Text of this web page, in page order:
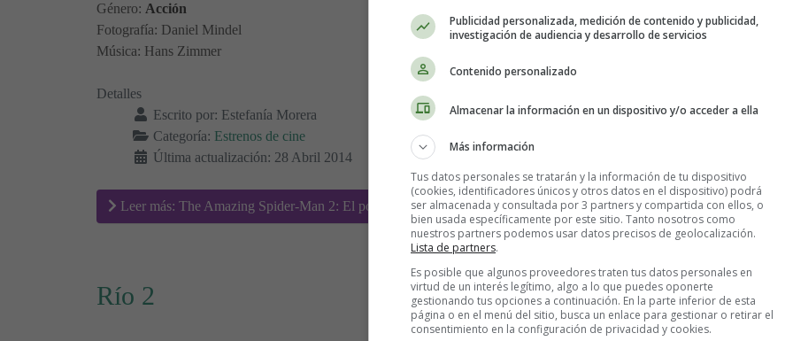
Género: Acción
Fotografía: Daniel Mindel
Música: Hans Zimmer
Detalles
Escrito por: Estefanía Morera
Categoría: Estrenos de cine
Última actualización: 28 Abril 2014
Leer más: The Amazing Spider-Man 2: El poder de Electro
Río 2 Need for Speed
Publicidad personalizada, medición de contenido y publicidad,
investigación de audiencia y desarrollo de servicios
Contenido personalizado
Almacenar la información en un dispositivo y/o acceder a ella
Más información
Tus datos personales se tratarán y la información de tu dispositivo
(cookies, identificadores únicos y otros datos en el dispositivo) podrá
ser almacenada y consultada por 3 partners y compartida con ellos, o
bien usada específicamente por este sitio. Tanto nosotros como
nuestros partners podemos usar datos precisos de geolocalización.
Lista de partners.
Es posible que algunos proveedores traten tus datos personales en
virtud de un interés legítimo, algo a lo que puedes oponerte
gestionando tus opciones a continuación. En la parte inferior de esta
página o en el menú del sitio, busca un enlace para gestionar o retirar el
consentimiento en la configuración de privacidad y cookies.